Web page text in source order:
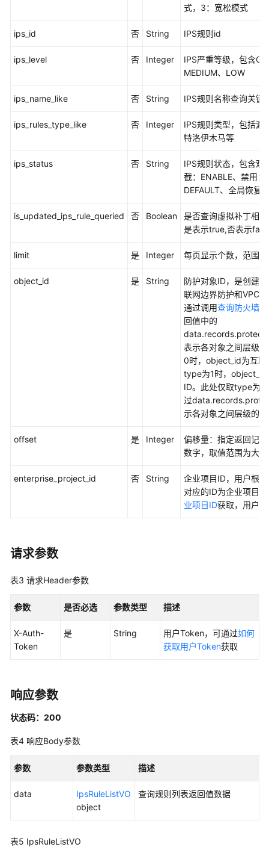
理
访
制
理
单
及
名
查
询
特
式，3：宽松模式
ips_id 否 String IPS规则id
ips_level 否 Integer
IPS严重等级，包含
MEDIUM、LOW
ips_name_like 否 String IPS规则名称查询关键
ips_rules_type_like 否 Integer
IPS规则类型，包括漏
特洛伊木马等
ips_status 否 String
IPS规则状态，包含观
截：ENABLE、禁用
DEFAULT、全局恢复
is_updated_ips_rule_queried 否 Boolean
是否查询虚拟补丁相
是表示true,否表示
limit 是 Integer 每页显示个数，范围
object_id 是 String
防护对象ID，是创建
联网边界防护和VPC
通过调用查询防火墙
回值中的
表示各对象之间层级
0时，object_id为互联
type为1时，object_id
ID。此处仅取type为0
过
示各对象之间层级的
offset 是 Integer
偏移量：指定返回记
数字，取值范围为大
enterprise_project_id 否 String
企业项目ID，用户根
对应的ID为企业项目
业项目ID获取，用户
请求参数
表3 请求Header参数
参数 是否必选 参数类型 描述
X-Auth-
Token
是 String 用户Token，可通过如何
获取用户Token获取
响应参数
状态码：200
表4 响应Body参数
参数 参数类型 描述
data
IpsRuleListVO
object
查询规则列表返回值数据
表5 IpsRuleListVO